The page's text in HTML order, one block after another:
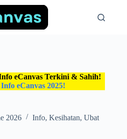
eCanvas Terkini & Sahih!
eCanvas 2025!
2026 Info, Kesihatan, Ubat